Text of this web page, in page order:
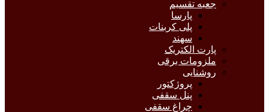
جعبه تقسیم
پارسا
پلی کربنات
سهند
پارت الکتریک
ملزومات برقی
روشنایی
پروژکتور
پنل سقفی
چراغ سقفی